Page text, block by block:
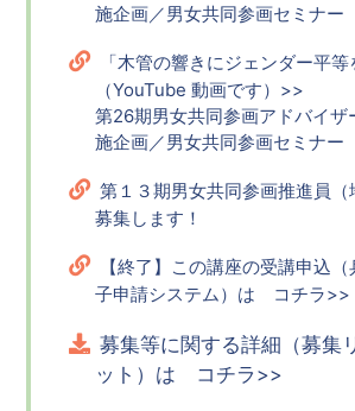
施企画／男女共同参画セミナー
「木管の響きにジェンダー平等
（YouTube 動画です）>>
第26期男女共同参画アドバイザ
施企画／男女共同参画セミナー
第１３期男女共同参画推進員（
募集します！
【終了】この講座の受講申込
子申請システム）は コチラ>>
募集等に関する詳細（募集
ット）は コチラ>>